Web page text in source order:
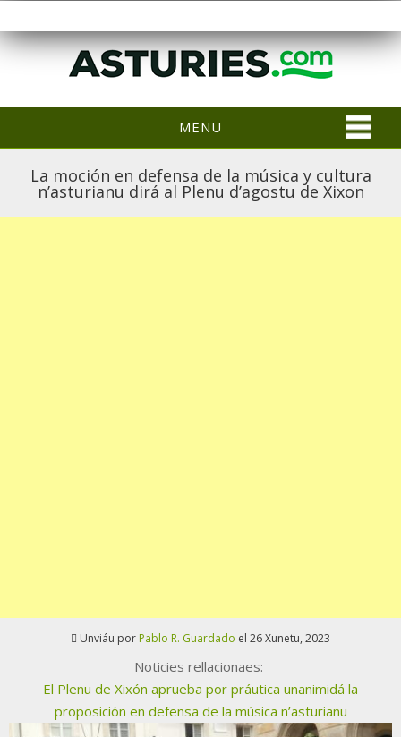
MENU
La moción en defensa de la música y cultura
n’asturianu dirá al Plenu d’agostu de Xixon
Unviáu por Pablo R. Guardado el 26 Xunetu, 2023
Noticies rellacionaes:
El Plenu de Xixón aprueba por práutica unanimidá la
proposición en defensa de la música n’asturianu